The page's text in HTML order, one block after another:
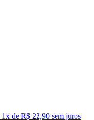
1x de R$ 22,90 sem juros